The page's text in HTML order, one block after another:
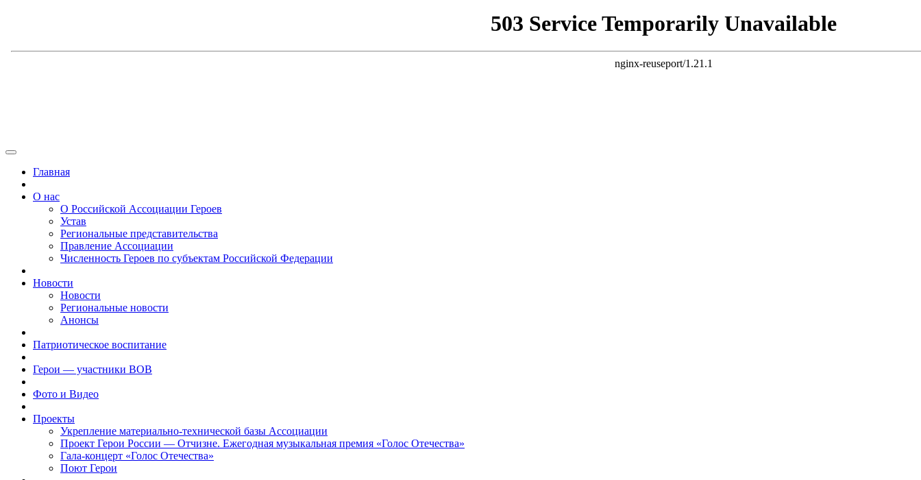
Главная
О нас
О Российской Ассоциации Героев
Устав
Региональные представительства
Правление Ассоциации
Численность Героев по субъектам Российской Федерации
Новости
Новости
Региональные новости
Анонсы
Патриотическое воспитание
Герои — участники ВОВ
Фото и Видео
Проекты
Укрепление материально-технической базы Ассоциации
Проект Герои России — Отчизне. Ежегодная музыкальная премия «Голос Отечества»
Гала-концерт «Голос Отечества»
Поют Герои